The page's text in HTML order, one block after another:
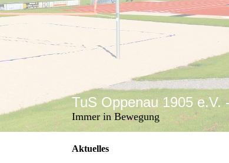
TuS Oppenau 1905 e.V.
Immer in Bewegung
Aktuelles